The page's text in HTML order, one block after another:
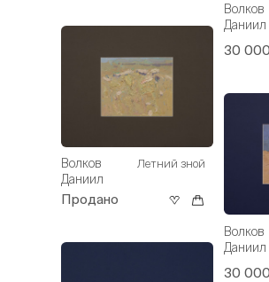
Волков
Даниил
Летний зной
Продано
Волков
Даниил
30
Волков
Даниил
30